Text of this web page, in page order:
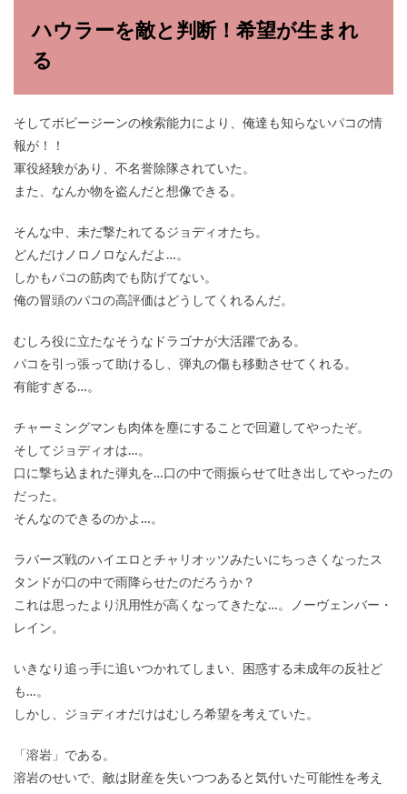
ハウラーを敵と判断！希望が生まれ
る
そしてボビージーンの検索能力により、俺達も知らないパコの情
報が！！
軍役経験があり、不名誉除隊されていた。
また、なんか物を盗んだと想像できる。
そんな中、未だ撃たれてるジョディオたち。
どんだけノロノロなんだよ…。
しかもパコの筋肉でも防げてない。
俺の冒頭のパコの高評価はどうしてくれるんだ。
むしろ役に立たなそうなドラゴナが大活躍である。
パコを引っ張って助けるし、弾丸の傷も移動させてくれる。
有能すぎる…。
チャーミングマンも肉体を塵にすることで回避してやったぞ。
そしてジョディオは…。
口に撃ち込まれた弾丸を…口の中で雨振らせて吐き出してやったの
だった。
そんなのできるのかよ…。
ラバーズ戦のハイエロとチャリオッツみたいにちっさくなったス
タンドが口の中で雨降らせたのだろうか？
これは思ったより汎用性が高くなってきたな…。ノーヴェンバー・
レイン。
いきなり追っ手に追いつかれてしまい、困惑する未成年の反社ど
も…。
しかし、ジョディオだけはむしろ希望を考えていた。
「溶岩」である。
溶岩のせいで、敵は財産を失いつつあると気付いた可能性を考え